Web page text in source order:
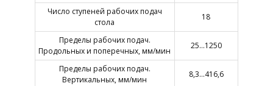
Число ступеней рабочих подач
стола
18
Пределы рабочих подач.
Продольных и поперечных, мм/мин
25…1250
Пределы рабочих подач.
Вертикальных, мм/мин
8,3…416,6